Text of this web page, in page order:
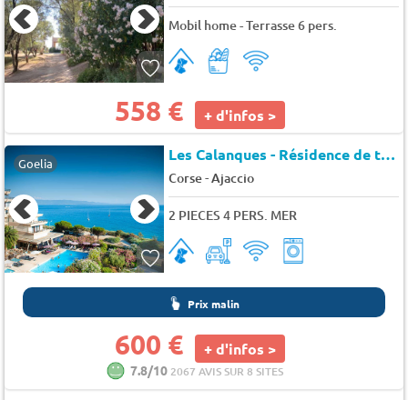
Mobil home - Terrasse 6 pers.
558 € + d'infos >
Goelia Les Calanques - Résidence de tourisme 3 étoiles -
Corse-Ajaccio
2 PIECES 4 PERS. MER
Prix malin
600 € + d'infos >
7.8/10 2067 AVIS SUR 8 SITES